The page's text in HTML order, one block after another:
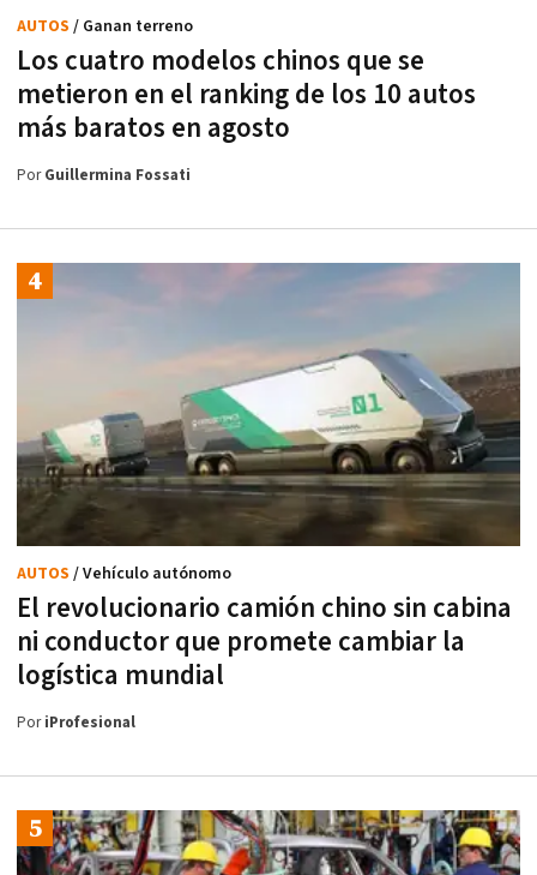
Los cuatro modelos chinos que se
metieron en el ranking de los 10 autos
más baratos en agosto
AUTOS / Ganan terreno
PorGuillermina Fossati
El revolucionario camión chino sin cabina
ni conductor que promete cambiar la
logística mundial
AUTOS / Vehículo autónomo
PoriProfesional